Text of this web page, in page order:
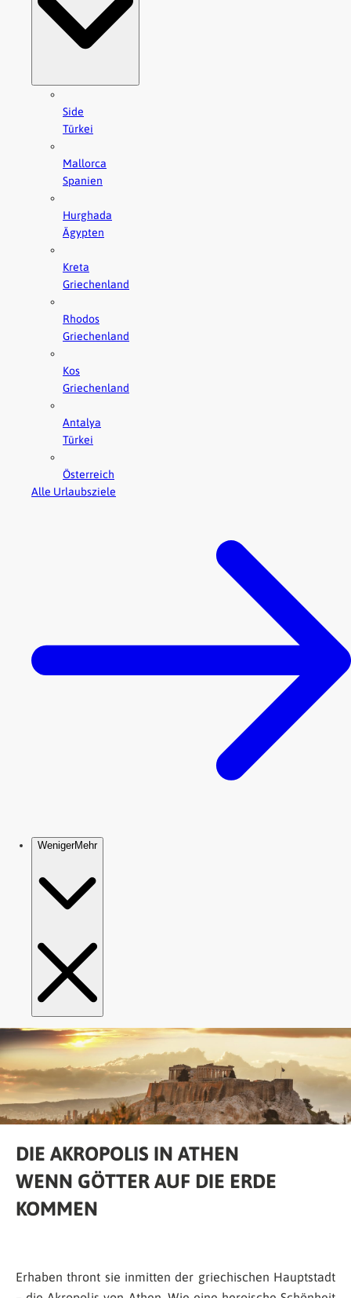
DIE AKROPOLIS IN ATHEN
WENN GÖTTER AUF DIE ERDE
KOMMEN
Erhaben thront sie inmitten der griechischen Hauptstadt